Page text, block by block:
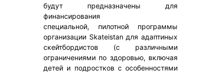
будут предназначены для
финансирования
специальной, пилотной программы
организации Skateistan для адаптиных
скейтбордистов (с различными
ограничениями по здоровью, включая
детей и подростков с особенностями